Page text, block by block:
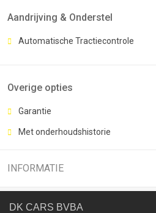
Aandrijving & Onderstel
Automatische Tractiecontrole
Overige opties
Garantie
Met onderhoudshistorie
INFORMATIE
DK CARS BVBA